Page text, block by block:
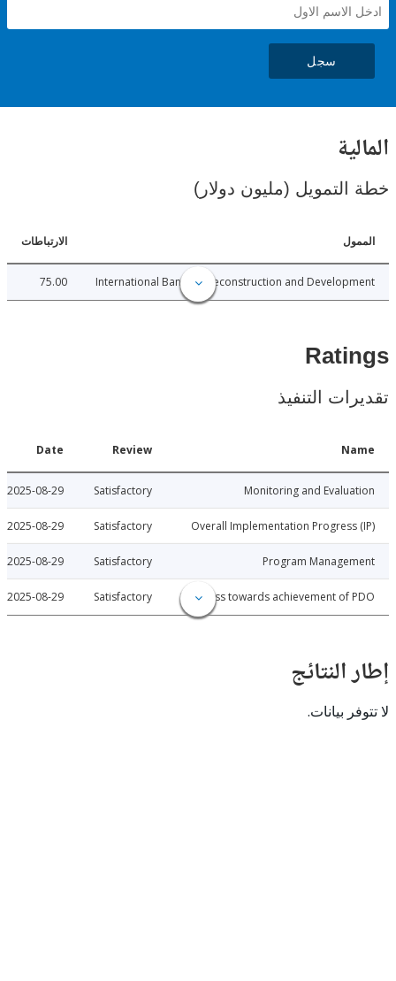
(مليون دولار)
الارتباطات
International Bank for Reconstruction and
75.00
التنفيذ
Monitoring and
Satisfactory
2025-08-29
Overall Implementation
Satisfactory
2025-08-29
Program
Satisfactory
2025-08-29
Progress towards achievement of
Satisfactory
2025-08-29
بيانات.